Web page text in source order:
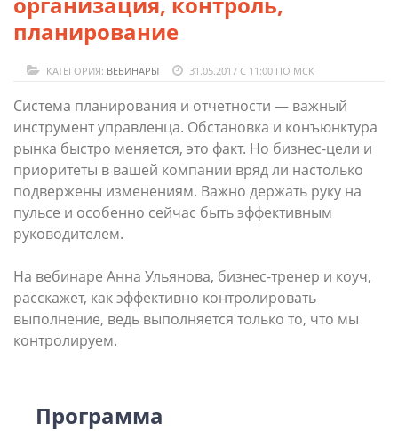
планирование
КАТЕГОРИЯ: ВЕБИНАРЫ 31.05.2017 С 11:00 ПО МСК
Система планирования и отчетности — важный
инструмент управленца. Обстановка и конъюнктура
рынка быстро меняется, это факт. Но бизнес-цели и
приоритеты в вашей компании вряд ли настолько
подвержены изменениям. Важно держать руку на
пульсе и особенно сейчас быть эффективным
руководителем.
На вебинаре Анна Ульянова, бизнес-тренер и коуч,
расскажет, как эффективно контролировать
выполнение, ведь выполняется только то, что мы
контролируем.
Программа